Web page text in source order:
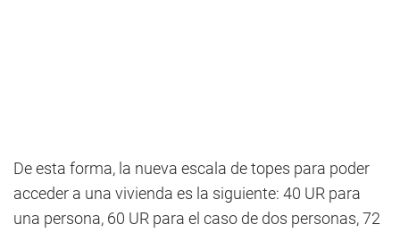
De esta forma, la nueva escala de topes para poder
acceder a una vivienda es la siguiente: 40 UR para
una persona, 60 UR para el caso de dos personas, 72